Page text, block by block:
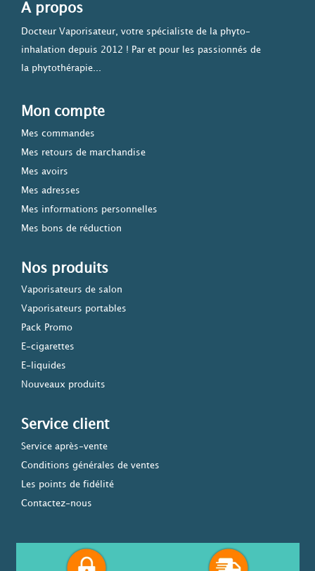
A propos
Docteur Vaporisateur, votre spécialiste de la phyto-
inhalation depuis 2012 ! Par et pour les passionnés de
la phytothérapie...
Mon compte
Mes commandes
Mes retours de marchandise
Mes avoirs
Mes adresses
Mes informations personnelles
Mes bons de réduction
Nos produits
Vaporisateurs de salon
Vaporisateurs portables
Pack Promo
E-cigarettes
E-liquides
Nouveaux produits
Service client
Service après-vente
Conditions générales de ventes
Les points de fidélité
Contactez-nous